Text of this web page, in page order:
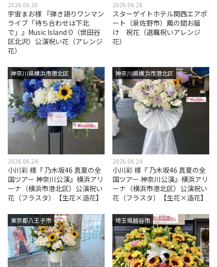
2026.06.30
宇宙まお様 『弾き語りワンマン
ライブ「待ち合わせは下北
で」』Music Island O（世田谷
区北沢）公演祝い花（アレンジ
花）
2026.06.28
スターゲイトホテル関西エアポ
ート（泉佐野市）鳳の間お届
け 祝花（退職祝いアレンジ
花）
神奈川県横浜市港北区
2026.06.24
小川彩 様『 乃木坂46 真夏の全
国ツアー 神奈川公演』横浜アリ
ーナ（横浜市港北区）公演祝い
花（フラスタ）【生花×造花】
神奈川県横浜市港北区
2026.06.24
小川彩 様『 乃木坂46 真夏の全
国ツアー 神奈川公演』横浜アリ
ーナ（横浜市港北区）公演祝い
花（フラスタ）【生花×造花】
東京都八王子市 埼玉県越谷市